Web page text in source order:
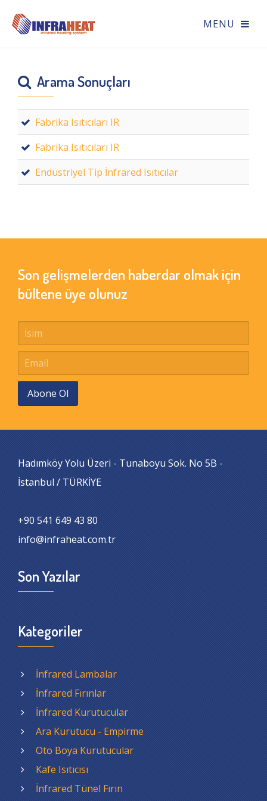
Arama Sonuçları
Fabrika Isıtıcıları IR
Fabrika Isıtıcıları IR
Endüstriyel Tip İnfrared Isıtıcılar
Son gelişmelerden haberdar olmak için
bültene üye olunuz
Abone Ol
Hadımköy Yolu Üzeri - Tunaboyu Sok. No 5B -
İstanbul / TÜRKİYE
+90 541 649 43 80
info@infraheat.com.tr
Son Yazılar
Kategoriler
İnfrared Lambalar
İnfrared Fırınlar
İnfrared Kurutucular
Ara Kurutucu - Empirme
Oto Boya Kurutucular
Kafe Isıtıcısı
İnfrared Tünel Fırın